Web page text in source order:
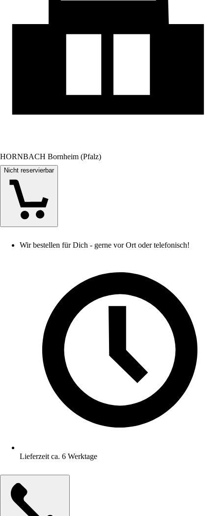
HORNBACH Bornheim (Pfalz)
Nicht reservierbar
Wir bestellen für Dich - gerne vor Ort oder telefonisch!
Lieferzeit ca. 6 Werktage